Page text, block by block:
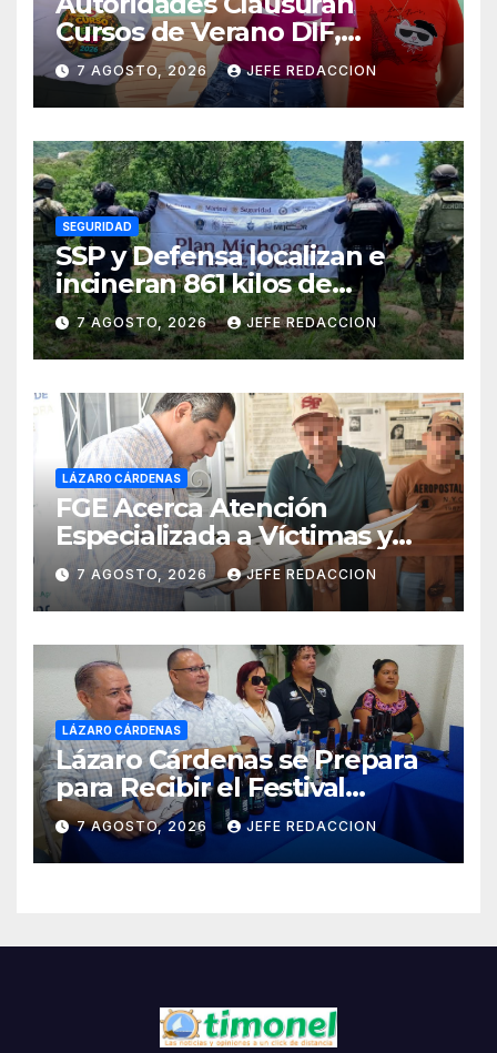
Cursos de Verano DIF,
Seguridad Pública y Casa de
Cultura 2026
7 AGOSTO, 2026 JEFE REDACCION
SEGURIDAD
SSP y Defensa localizan e
incineran 861 kilos de
marihuana en Huetamo
7 AGOSTO, 2026 JEFE REDACCION
LÁZARO CÁRDENAS
FGE Acerca Atención
Especializada a Víctimas y
Ciudadanía de Coalcomán
7 AGOSTO, 2026 JEFE REDACCION
LÁZARO CÁRDENAS
Lázaro Cárdenas se Prepara
para Recibir el Festival
Internacional de la Cerveza
Costa de Michoacán 2026
7 AGOSTO, 2026 JEFE REDACCION